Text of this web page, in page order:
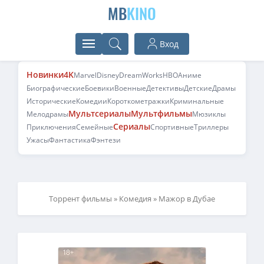
MBKINO
Вход
Новинки4KMarvelDisneyDreamWorksHBOАниме
БиографическиеБоевикиВоенныеДетективыДетскиеДрамы
ИсторическиеКомедииКороткометражкиКриминальные
МелодрамыМультсериалыМультфильмыМюзиклы
ПриключенияСемейныеСериалыСпортивныеТриллеры
УжасыФантастикаФэнтези
Торрент фильмы » Комедия » Мажор в Дубае